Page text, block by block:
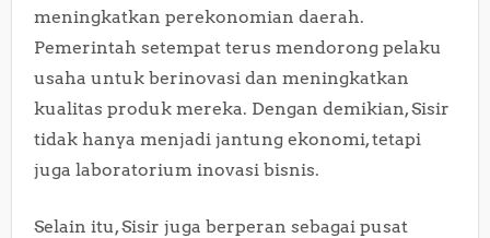
meningkatkan perekonomian daerah.
Pemerintah setempat terus mendorong pelaku
usaha untuk berinovasi dan meningkatkan
kualitas produk mereka. Dengan demikian, Sisir
tidak hanya menjadi jantung ekonomi, tetapi
juga laboratorium inovasi bisnis.
Selain itu, Sisir juga berperan sebagai pusat